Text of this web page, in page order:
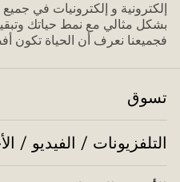
إلكترونية و إلكترونيات في
بشكل مثالي مع نمط حياتك
فجميعنا نعرف أن الحياة تكون
تسوق
التلفزيونات / الفيديو /